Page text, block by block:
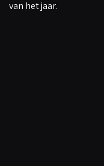
van het jaar.